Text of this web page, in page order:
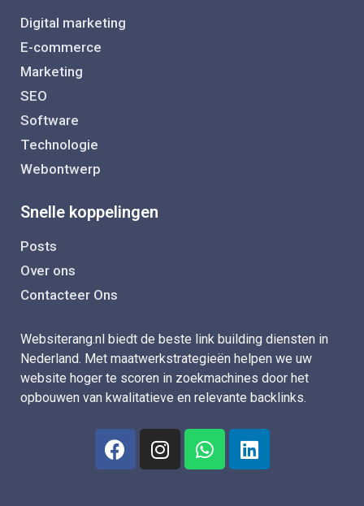
Digital marketing
E-commerce
Marketing
SEO
Software
Technologie
Webontwerp
Snelle koppelingen
Posts
Over ons
Contacteer Ons
Websiterang.nl biedt de beste link building diensten in
Nederland. Met maatwerkstrategieën helpen we uw
website hoger te scoren in zoekmachines door het
opbouwen van kwalitatieve en relevante backlinks.